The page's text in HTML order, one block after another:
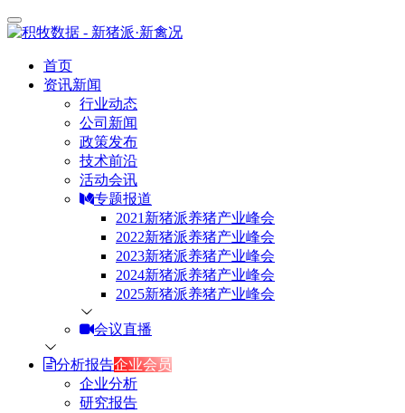
首页
资讯新闻
行业动态
公司新闻
政策发布
技术前沿
活动会讯
专题报道
2021新猪派养猪产业峰会
2022新猪派养猪产业峰会
2023新猪派养猪产业峰会
2024新猪派养猪产业峰会
2025新猪派养猪产业峰会
会议直播
分析报告企业会员
企业分析
研究报告